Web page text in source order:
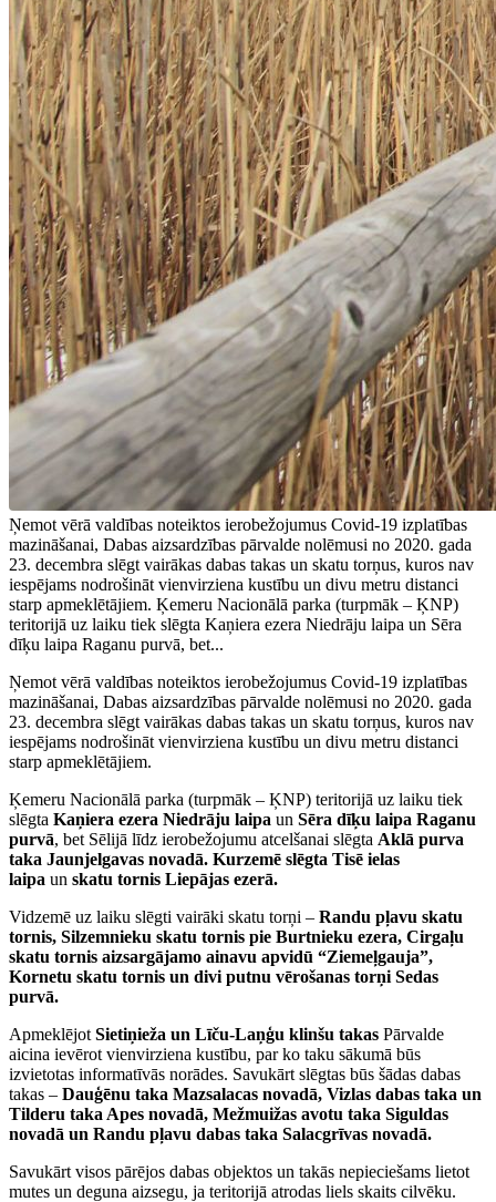
Ņemot vērā valdības noteiktos ierobežojumus Covid-19 izplatības
mazināšanai, Dabas aizsardzības pārvalde nolēmusi no 2020. gada
23. decembra slēgt vairākas dabas takas un skatu torņus, kuros nav
iespējams nodrošināt vienvirziena kustību un divu metru distanci
starp apmeklētājiem. Ķemeru Nacionālā parka (turpmāk – ĶNP)
teritorijā uz laiku tiek slēgta Kaņiera ezera Niedrāju laipa un Sēra
dīķu laipa Raganu purvā, bet...
Ņemot vērā valdības noteiktos ierobežojumus Covid-19 izplatības
mazināšanai, Dabas aizsardzības pārvalde nolēmusi no 2020. gada
23. decembra slēgt vairākas dabas takas un skatu torņus, kuros nav
iespējams nodrošināt vienvirziena kustību un divu metru distanci
starp apmeklētājiem.
Ķemeru Nacionālā parka (turpmāk – ĶNP) teritorijā uz laiku tiek
slēgta Kaņiera ezera Niedrāju laipa un Sēra dīķu laipa Raganu
purvā, bet Sēlijā līdz ierobežojumu atcelšanai slēgta Aklā purva
taka Jaunjelgavas novadā. Kurzemē slēgta Tisē ielas
laipa un skatu tornis Liepājas ezerā.
Vidzemē uz laiku slēgti vairāki skatu torņi – Randu pļavu skatu
tornis, Silzemnieku skatu tornis pie Burtnieku ezera, Cirgaļu
skatu tornis aizsargājamo ainavu apvidū “Ziemeļgauja”,
Kornetu skatu tornis un divi putnu vērošanas torņi Sedas
purvā.
Apmeklējot Sietiņieža un Līču-Laņģu klinšu takas Pārvalde
aicina ievērot vienvirziena kustību, par ko taku sākumā būs
izvietotas informatīvās norādes. Savukārt slēgtas būs šādas dabas
takas – Dauģēnu taka Mazsalacas novadā, Vizlas dabas taka un
Tilderu taka Apes novadā, Mežmuižas avotu taka Siguldas
novadā un Randu pļavu dabas taka Salacgrīvas novadā.
Savukārt visos pārējos dabas objektos un takās nepieciešams lietot
mutes un deguna aizsegu, ja teritorijā atrodas liels skaits cilvēku.